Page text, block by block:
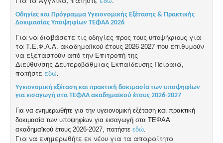
Οδηγίες και Πρόγραμμα Υγειονομικής Εξέτασης & Πρακτικής
Δοκιμασίας Υποψηφίων ΤΕΦΑΑ 2026
Για να διαβάσετε τις οδηγίες προς τους υποψήφιους για
τα Τ.Ε.Φ.Α.Α. ακαδημαϊκού έτους 2026-2027 που επιθυμούν
να εξεταστούν από την Επιτροπή της
Διεύθυνσης Δευτεροβάθμιας Εκπαίδευσης Πειραιά,
πατήστε εδώ.
Yγειονομική εξέταση και πρακτική δοκιμασία των υποψηφίων
για εισαγωγή στα ΤΕΦΑΑ ακαδημαϊκού έτους 2026-2027
Για να ενημερωθήτε για την υγειονομική εξέταση και πρακτική
δοκιμασία των υποψηφίων για εισαγωγή στα ΤΕΦΑΑ
ακαδημαϊκού έτους 2026-2027, πατήστε εδώ.
Για να ενημερωθήτε εκ νέου για τα απαραίτητα